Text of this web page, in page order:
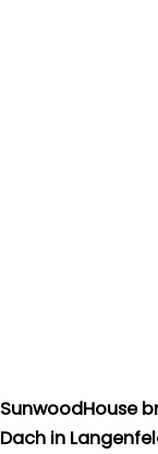
SunwoodHouse
Dach in